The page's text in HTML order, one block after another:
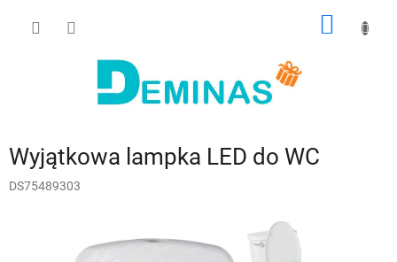
Wyjątkowa lampka LED do WC
DS75489303